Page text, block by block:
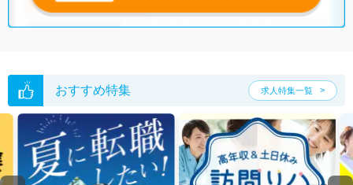
グした上で求人をご提案いたします。
ご希望条件がまだ定まっていない方は人気の希望条件をピックアップし
おすすめ特集 求人特集一覧